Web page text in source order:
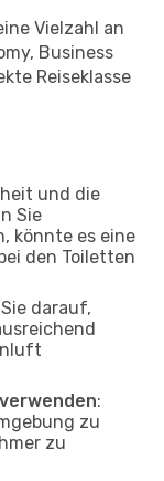
Vielzahl an
Business
Reiseklasse
und die
Sie
könnte es eine
den Toiletten
darauf,
:
zu
zu